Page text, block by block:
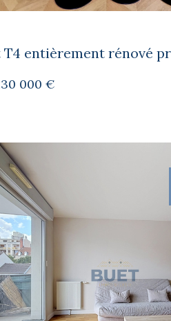
entièrement rénové
000 €
bien